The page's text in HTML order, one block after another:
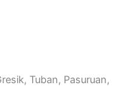
Tuban, Pasuruan,